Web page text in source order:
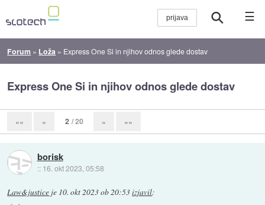
☰
Forum » Loža » Express One Si in njihov odnos glede dostav
Express One Si in njihov odnos glede dostav
«« « 2 / 20 » »»
borisk
:: 16. okt 2023, 05:58
Law&justice je 10. okt 2023 ob 20:53izjavil: